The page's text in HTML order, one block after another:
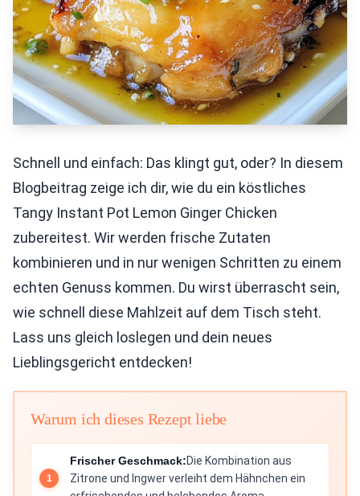
Schnell und einfach: Das klingt gut, oder? In diesem
Blogbeitrag zeige ich dir, wie du ein köstliches
Tangy Instant Pot Lemon Ginger Chicken
zubereitest. Wir werden frische Zutaten
kombinieren und in nur wenigen Schritten zu einem
echten Genuss kommen. Du wirst überrascht sein,
wie schnell diese Mahlzeit auf dem Tisch steht.
Lass uns gleich loslegen und dein neues
Lieblingsgericht entdecken!
Warum ich dieses Rezept liebe
Frischer Geschmack:Die Kombination aus
Zitrone und Ingwer verleiht dem Hähnchen ein